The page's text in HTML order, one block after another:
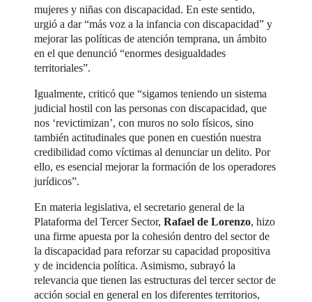
mujeres y niñas con discapacidad. En este sentido,
urgió a dar “más voz a la infancia con discapacidad” y
mejorar las políticas de atención temprana, un ámbito
en el que denunció “enormes desigualdades
territoriales”.
Igualmente, criticó que “sigamos teniendo un sistema
judicial hostil con las personas con discapacidad, que
nos ‘revictimizan’, con muros no solo físicos, sino
también actitudinales que ponen en cuestión nuestra
credibilidad como víctimas al denunciar un delito. Por
ello, es esencial mejorar la formación de los operadores
jurídicos”.
En materia legislativa, el secretario general de la
Plataforma del Tercer Sector, Rafael de Lorenzo, hizo
una firme apuesta por la cohesión dentro del sector de
la discapacidad para reforzar su capacidad propositiva
y de incidencia política. Asimismo, subrayó la
relevancia que tienen las estructuras del tercer sector de
acción social en general en los diferentes territorios,